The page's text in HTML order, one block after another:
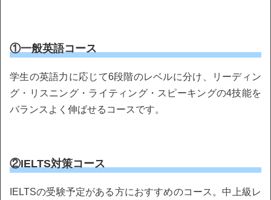
①一般英語コース
学生の英語力に応じて6段階のレベルに分け、リーディン
グ・リスニング・ライティング・スピーキングの4技能を
バランスよく伸ばせるコースです。
②IELTS対策コース
IELTSの受験予定がある方におすすめのコース。中上級レ